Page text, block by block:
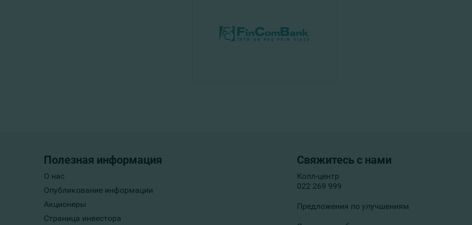
Полезная информация
О нас
Опубликование информации
Акционеры
Страница инвестора
Свяжитесь с нами
Колл-центр
022 269 999
Предложения по улучшениям